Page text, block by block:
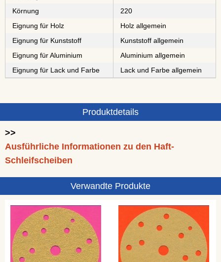
Körnung
220
Eignung für Holz
Holz allgemein
Eignung für Kunststoff
Kunststoff allgemein
Eignung für Aluminium
Aluminium allgemein
Eignung für Lack und Farbe
Lack und Farbe allgemein
Produktdetails
>>
Ausführliche Informationen zu den Haft-
Schleifscheiben
Verwandte Produkte